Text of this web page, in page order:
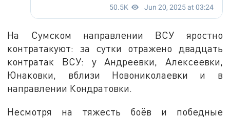
На Сумском направлении ВСУ яростно
контратакуют: за сутки отражено двадцать
контратак ВСУ: у Андреевки, Алексеевки,
Юнаковки, вблизи Новониколаевки и в
направлении Кондратовки.
Несмотря на тяжесть боёв и победные